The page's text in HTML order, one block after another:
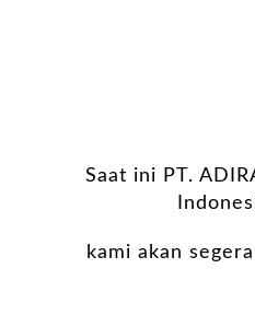
Saat ini PT.
kami akan